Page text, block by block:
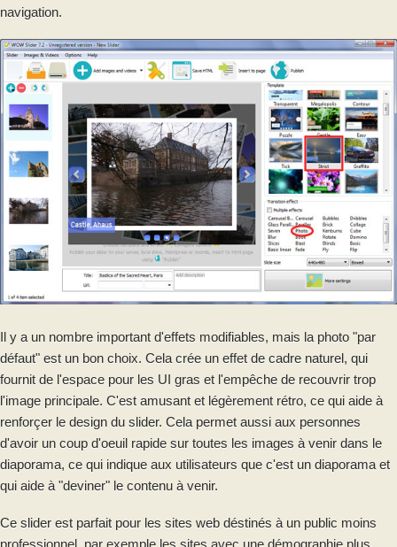
navigation.
Il y a un nombre important d'effets modifiables, mais la photo "par
défaut" est un bon choix. Cela crée un effet de cadre naturel, qui
fournit de l'espace pour les UI gras et l'empêche de recouvrir trop
l'image principale. C'est amusant et légèrement rétro, ce qui aide à
renforçer le design du slider. Cela permet aussi aux personnes
d'avoir un coup d'oeuil rapide sur toutes les images à venir dans le
diaporama, ce qui indique aux utilisateurs que c'est un diaporama et
qui aide à "deviner" le contenu à venir.
Ce slider est parfait pour les sites web déstinés à un public moins
professionnel, par exemple les sites avec une démographie plus